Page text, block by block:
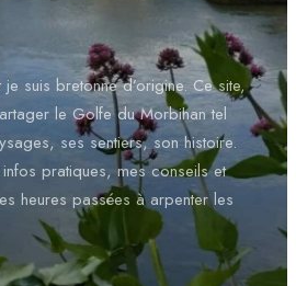
je suis bretonne d’origine. Ce site,
le Golfe du Morbihan tel
ses sentiers, son histoire.
pratiques, mes conseils et
heures passées à arpenter les